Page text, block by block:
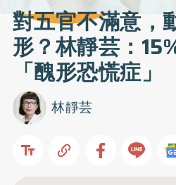
對五官不滿意，
形？林靜芸：
「醜形恐慌症」
林靜芸